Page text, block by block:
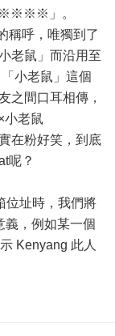
※※※※」。
稱呼，唯獨到了
老鼠」而沿用至
小老鼠」這個
之間口耳相傳，
小老鼠
在粉好笑，到底
呢？
位址時，我們將
義，例如某一個
Kenyang 此人